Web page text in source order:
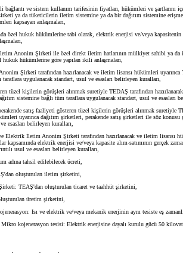
ve sistem kullanım tarifesinin fiyatları, hükümleri ve şartlarını
ya da tüketicilerin iletim sistemine ya da bir dağıtım sistemine
kapsayan anlaşmaları,
özel hukuk hükümlerine tabi olarak, elektrik enerjisi ve/veya kapasitenin
Anonim Şirketi ile özel direkt iletim hatlarının mülkiyet sahibi ya da
hükümlerine göre yapılan ikili anlaşmaları,
Şirketi tarafından hazırlanacak ve iletim lisansı hükümleri
uygulanacak standart, usul ve esasları belirleyen kuralları,
tüzel kişilerin görüşleri alınmak suretiyle TEDAŞ tarafından hazırlanarak
sistemine bağlı tüm taraflara uygulanacak standart, usul ve esasları
satış faaliyeti gösteren tüzel kişilerin görüşleri alınmak suretiyle
uyarınca dağıtım şirketleri, perakende satış şirketleri ile söz konusu
esasları belirleyen kuralları,
İletim Anonim Şirketi tarafından hazırlanacak ve iletim lisansı
kapsamında elektrik enerjisi ve/veya kapasite alım-satımının gerçek
usul ve esasları belirleyen kuralları,
adına tahsil edilebilecek ücreti,
oluşturulan iletim şirketini,
TEAŞ'dan oluşturulan ticaret ve taahhüt şirketini,
üretim şirketini,
Isı ve elektrik ve/veya mekanik enerjinin aynı tesiste eş
Mikro kojenerasyon tesisi: Elektrik enerjisine dayalı kurulu gücü 50 kilovat